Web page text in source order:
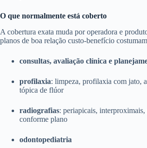
O que normalmente está coberto
A cobertura exata muda por operadora e
planos de boa relação custo-benefício
consultas, avaliação clínica e
profilaxia: limpeza, profilaxia com jato,
tópica de flúor
radiografias: periapicais, interproximais,
conforme plano
odontopediatria